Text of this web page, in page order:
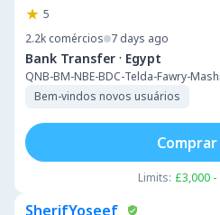
5
2.2k comércios 7 days ago
Bank Transfer · Egypt
QNB-BM-NBE-BDC-Telda-Fawry-
Bem-vindos novos usuários
Limits: £3,000 -
Comprar
SherifYoseef